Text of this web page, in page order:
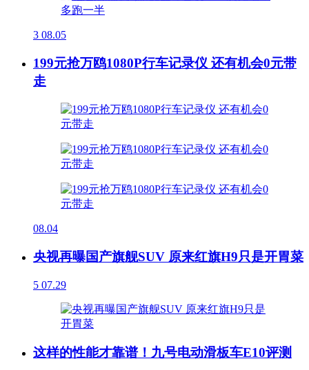
3 08.05
199元抢万鸥1080P行车记录仪 还有机会0元带
走
08.04
央视再曝国产旗舰SUV 原来红旗H9只是开胃菜
5 07.29
这样的性能才靠谱！九号电动滑板车E10评测